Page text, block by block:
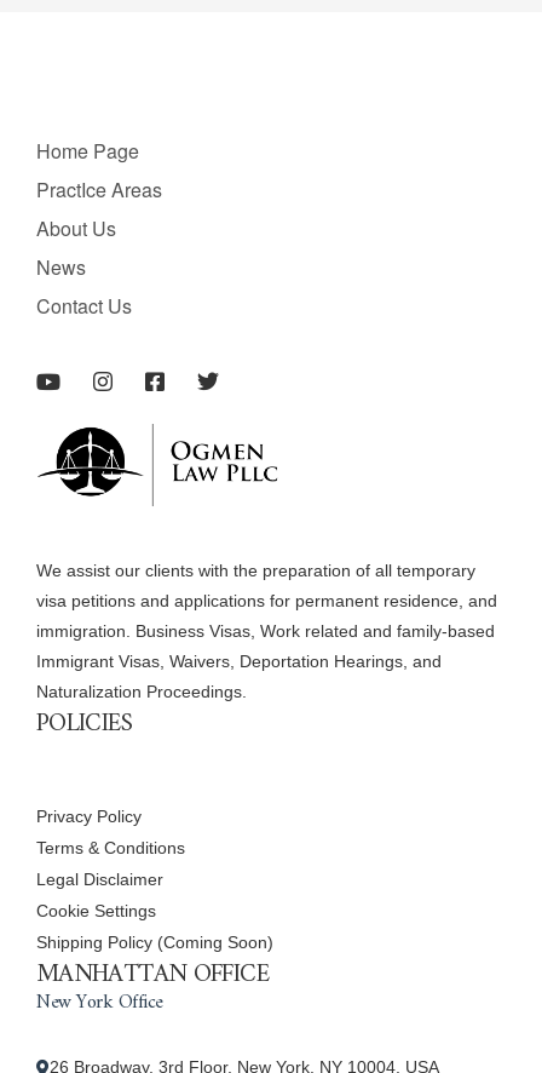
Home Page
PractIce Areas
About Us
News
Contact Us
We assist our clients with the preparation of all temporary
visa petitions and applications for permanent residence, and
immigration. Business Visas, Work related and family-based
Immigrant Visas, Waivers, Deportation Hearings, and
Naturalization Proceedings.
POLICIES
Privacy Policy
Terms & Conditions
Legal Disclaimer
Cookie Settings
Shipping Policy (Coming Soon)
MANHATTAN OFFICE
New York Office
26 Broadway, 3rd Floor, New York, NY 10004, USA